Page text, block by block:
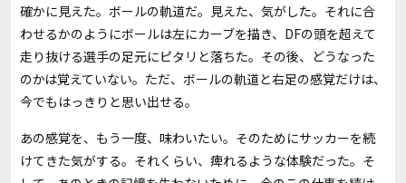
確かに見えた。ボールの軌道だ。見えた、気がした。それに合
わせるかのようにボールは左にカーブを描き、DFの頭を超えて
走り抜ける選手の足元にピタリと落ちた。その後、どうなった
のかは覚えていない。ただ、ボールの軌道と右足の感覚だけは、
今でもはっきりと思い出せる。
あの感覚を、もう一度、味わいたい。そのためにサッカーを続
けてきた気がする。それくらい、痺れるような体験だった。そ